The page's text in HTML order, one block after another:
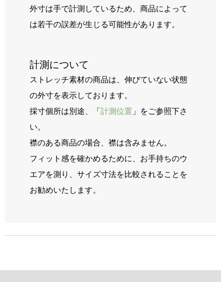
外寸は手で計測しているため、商品によって
は若干の誤差が生じる可能性があります。
計測について
ストレッチ素材の商品は、伸びていない状態
の外寸を表示しております。
採寸個所は別途、「 計測位置 」をご参照下さ
い。
襟のある商品の場合、襟は含みません。
フィット感を確かめるために、お手持ちのウ
エアを測り、サイズ寸法を比較されることを
お勧めいたします。